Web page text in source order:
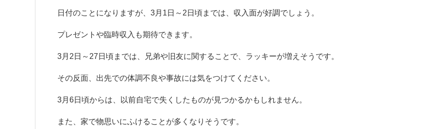
日付のことになりますが、3月1日～2日頃までは、収入面が好調でしょう。
プレゼントや臨時収入も期待できます。
3月2日～27日頃までは、兄弟や旧友に関することで、ラッキーが増えそうです。
その反面、出先での体調不良や事故には気をつけてください。
3月6日頃からは、以前自宅で失くしたものが見つかるかもしれません。
また、家で物思いにふけることが多くなりそうです。